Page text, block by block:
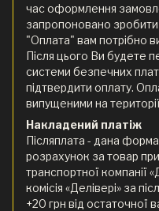
час оформлення
запропоновано зробити
"Оплата" вам потрібно
Після цього Ви будете
системи безпечних
підтвердити оплату.
випущеними на
Накладений платіж
Післяплата - дана
розрахунок за товар при
транспортної компанії
комісія «Делівері» за
+20 грн від остаточної